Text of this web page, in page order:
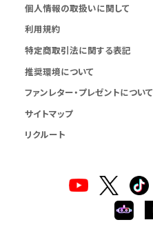
個人情報の取扱いに関して
利用規約
特定商取引法に関する表記
推奨環境について
ファンレター・プレゼントについて
サイトマップ
リクルート